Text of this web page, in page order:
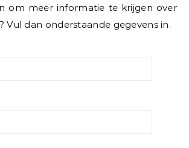
om meer informatie te krijgen over
Vul dan onderstaande gegevens in.